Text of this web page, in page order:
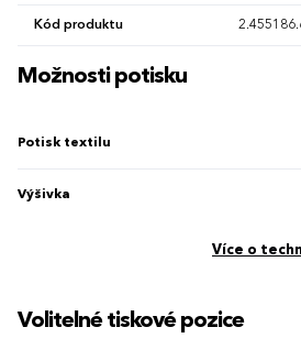
Kód produktu
Možnosti potisku
Potisk textilu
Výšivka
Více o
Volitelné tiskové pozice